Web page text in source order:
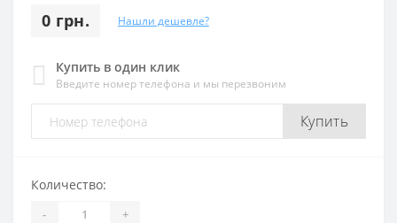
0 грн. Нашли дешевле?
Купить в один клик
Введите номер телефона и мы перезвоним
Купить
Количество:
- +